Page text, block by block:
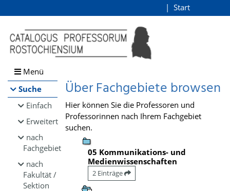
Browsen
direkt zum Inhalt
Start
Menü
Suche
Einfach
Erweitert
nach
Fachgebiet
nach
Fakultät /
Sektion
Über Fachgebiete browsen
Hier können Sie die Professoren und
Professorinnen nach Ihrem Fachgebiet
suchen.
05 Kommunikations- und
Medienwissenschaften
2 Einträge